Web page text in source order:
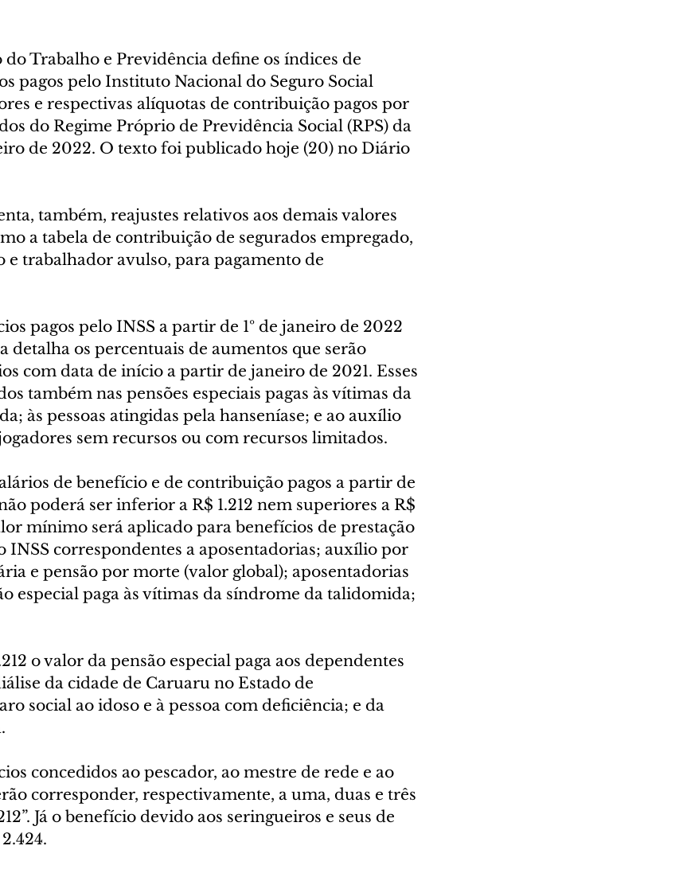
Trabalho e Previdência define os índices de
pagos pelo Instituto Nacional do Seguro Social
e respectivas alíquotas de contribuição pagos por
do Regime Próprio de Previdência Social (RPS) da
de 2022. O texto foi publicado hoje (20) no Diário
também, reajustes relativos aos demais valores
a tabela de contribuição de segurados empregado,
e trabalhador avulso, para pagamento de
pagos pelo INSS a partir de 1º de janeiro de 2022
detalha os percentuais de aumentos que serão
com data de início a partir de janeiro de 2021. Esses
também nas pensões especiais pagas às vítimas da
às pessoas atingidas pela hanseníase; e ao auxílio
sem recursos ou com recursos limitados.
de benefício e de contribuição pagos a partir de
poderá ser inferior a R$ 1.212 nem superiores a R$
mínimo será aplicado para benefícios de prestação
INSS correspondentes a aposentadorias; auxílio por
e pensão por morte (valor global); aposentadorias
especial paga às vítimas da síndrome da talidomida;
o valor da pensão especial paga aos dependentes
da cidade de Caruaru no Estado de
social ao idoso e à pessoa com deficiência; e da
concedidos ao pescador, ao mestre de rede e ao
corresponder, respectivamente, a uma, duas e três
Já o benefício devido aos seringueiros e seus de